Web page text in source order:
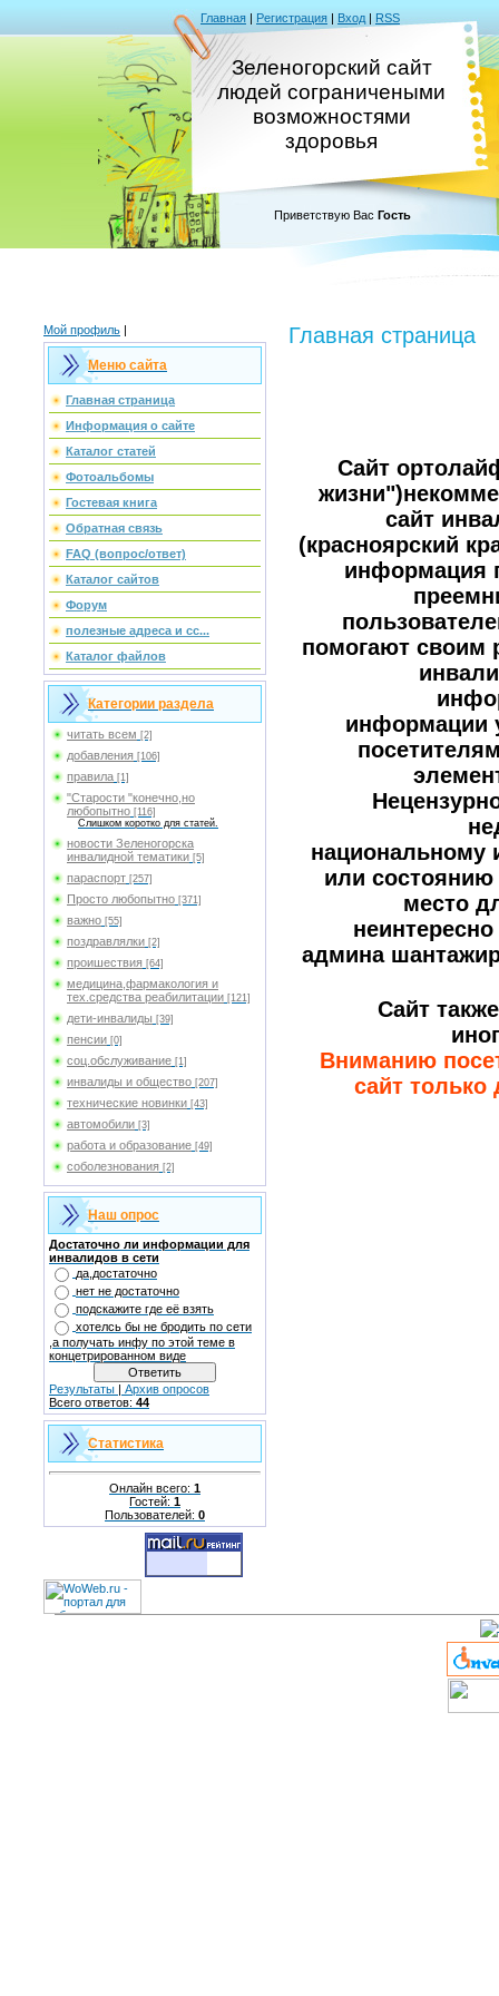
Главная | Регистрация | Вход | RSS
Зеленогорский сайт
людей сограничеными
возможностями
здоровья
Приветствую Вас Гость
Мой профиль |
Меню сайта
Главная страница
Информация о сайте
Каталог статей
Фотоальбомы
Гостевая книга
Обратная связь
FAQ (вопрос/ответ)
Каталог сайтов
Форум
полезные адреса и сс...
Каталог файлов
Категории раздела
читать всем [2]
добавления [106]
правила [1]
"Старости "конечно,но
любопытно [116]
Слишком коротко для статей.
новости Зеленогорска
инвалидной тематики [5]
параспорт [257]
Просто любопытно [371]
важно [55]
поздравлялки [2]
проишествия [64]
медицина,фармакология и
тех.средства реабилитации [121]
дети-инвалиды [39]
пенсии [0]
соц.обслуживание [1]
инвалиды и общество [207]
технические новинки [43]
автомобили [3]
работа и образование [49]
соболезнования [2]
Наш опрос
Достаточно ли информации для
инвалидов в сети
да,достаточно
нет не достаточно
подскажите где её взять
хотелсь бы не бродить по сети
,а получать инфу по этой теме в
концетрированном виде
Результаты | Архив опросов
Всего ответов: 44
Статистика
Онлайн всего: 1
Гостей: 1
Пользователей: 0
Главная страница
Сайт
сайт
(красноярский
информация
помогают своим
информации
национальному
или
место
админа
Сайт
Вниманию
сайт